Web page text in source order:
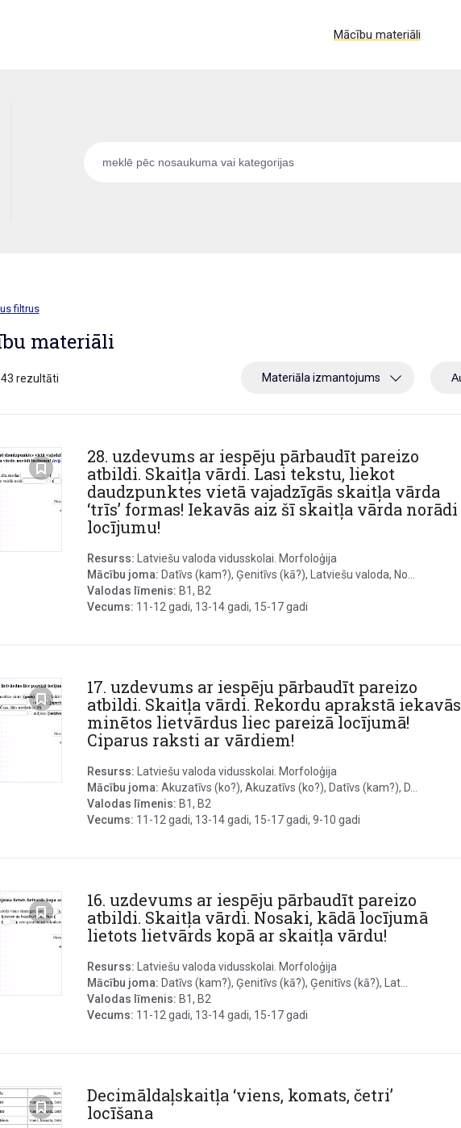
Mācību materiāli
filtrus
materiāli
rezultāti Materiāla izmantojums
28. uzdevums ar iespēju pārbaudīt pareizo
atbildi. Skaitļa vārdi. Lasi tekstu, liekot
daudzpunktes vietā vajadzīgās skaitļa vārda
‘trīs’ formas! Iekavās aiz šī skaitļa vārda norādi
locījumu!
Resurss: Latviešu valoda vidusskolai. Morfoloģija
Mācību joma: Datīvs (kam?), Ģenitīvs (kā?), Latviešu valoda, No...
Valodas līmenis: B1, B2
Vecums: 11-12 gadi, 13-14 gadi, 15-17 gadi
17. uzdevums ar iespēju pārbaudīt pareizo
atbildi. Skaitļa vārdi. Rekordu aprakstā iekavās
minētos lietvārdus liec pareizā locījumā!
Ciparus raksti ar vārdiem!
Resurss: Latviešu valoda vidusskolai. Morfoloģija
Mācību joma: Akuzatīvs (ko?), Akuzatīvs (ko?), Datīvs (kam?), D...
Valodas līmenis: B1, B2
Vecums: 11-12 gadi, 13-14 gadi, 15-17 gadi, 9-10 gadi
16. uzdevums ar iespēju pārbaudīt pareizo
atbildi. Skaitļa vārdi. Nosaki, kādā locījumā
lietots lietvārds kopā ar skaitļa vārdu!
Resurss: Latviešu valoda vidusskolai. Morfoloģija
Mācību joma: Datīvs (kam?), Ģenitīvs (kā?), Ģenitīvs (kā?), Lat...
Valodas līmenis: B1, B2
Vecums: 11-12 gadi, 13-14 gadi, 15-17 gadi
Decimāldaļskaitļa ‘viens, komats, četri’
locīšana